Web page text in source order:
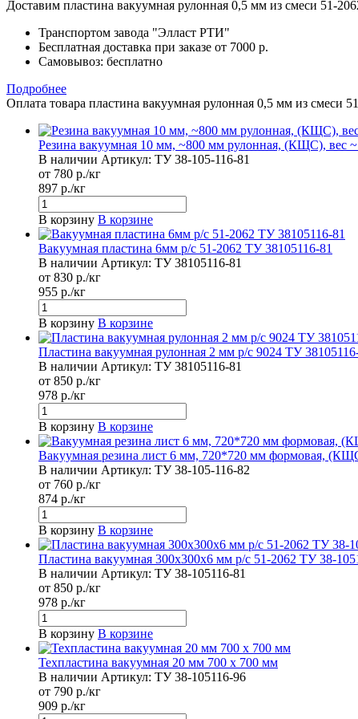
Доставим пластина вакуумная рулонная 0,5 мм из смеси 51-
Транспортом завода "Элласт РТИ"
Бесплатная доставка при заказе от 7000 р.
Самовывоз: бесплатно
Подробнее
Оплата товара пластина вакуумная рулонная 0,5 мм из смеси
Резина вакуумная 10 мм, ~800 мм рулонная, (КЩС), вес
В наличии Артикул: ТУ 38-105-116-81
от 780 р./кг
897 р./кг
В корзину В корзине
Вакуумная пластина 6мм р/с 51-2062 ТУ 38105116-81
В наличии Артикул: ТУ 38105116-81
от 830 р./кг
955 р./кг
В корзину В корзине
Пластина вакуумная рулонная 2 мм р/с 9024 ТУ
В наличии Артикул: ТУ 38105116-81
от 850 р./кг
978 р./кг
В корзину В корзине
Вакуумная резина лист 6 мм, 720*720 мм формовая,
В наличии Артикул: ТУ 38-105-116-82
от 760 р./кг
874 р./кг
В корзину В корзине
Пластина вакуумная 300х300х6 мм р/с 51-2062 ТУ 38-
В наличии Артикул: ТУ 38-105116-81
от 850 р./кг
978 р./кг
В корзину В корзине
Техпластина вакуумная 20 мм 700 х 700 мм
В наличии Артикул: ТУ 38-105116-96
от 790 р./кг
909 р./кг